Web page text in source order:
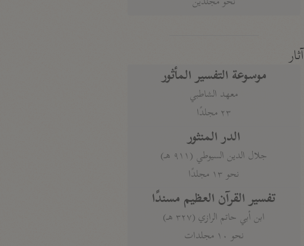
آثار
موسوعة التفسير المأثور
معهد الشاطبي
٢٣ مجلدًا
الدر المنثور
جلال الدين السيوطي (٩١١ هـ)
نحو ١٣ مجلدًا
تفسير القرآن العظيم مسندًا
ابن أبي حاتم الرازي (٣٢٧ هـ)
نحو ١٠ مجلدات